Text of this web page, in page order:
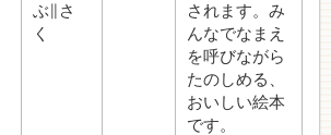
ぶ∥さ
く
されます。み
んなでなまえ
を呼びながら
たのしめる、
おいしい絵本
です。